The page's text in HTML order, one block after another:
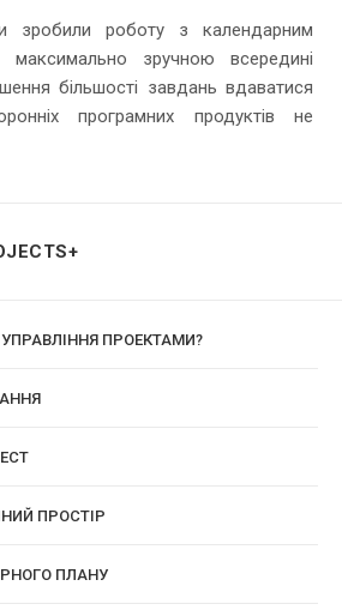
зробили роботу з календарним
зручною всередині
більшості завдань вдаватися
програмних продуктів не
ПРОЕКТАМИ?
ПРОСТІР
ПЛАНУ